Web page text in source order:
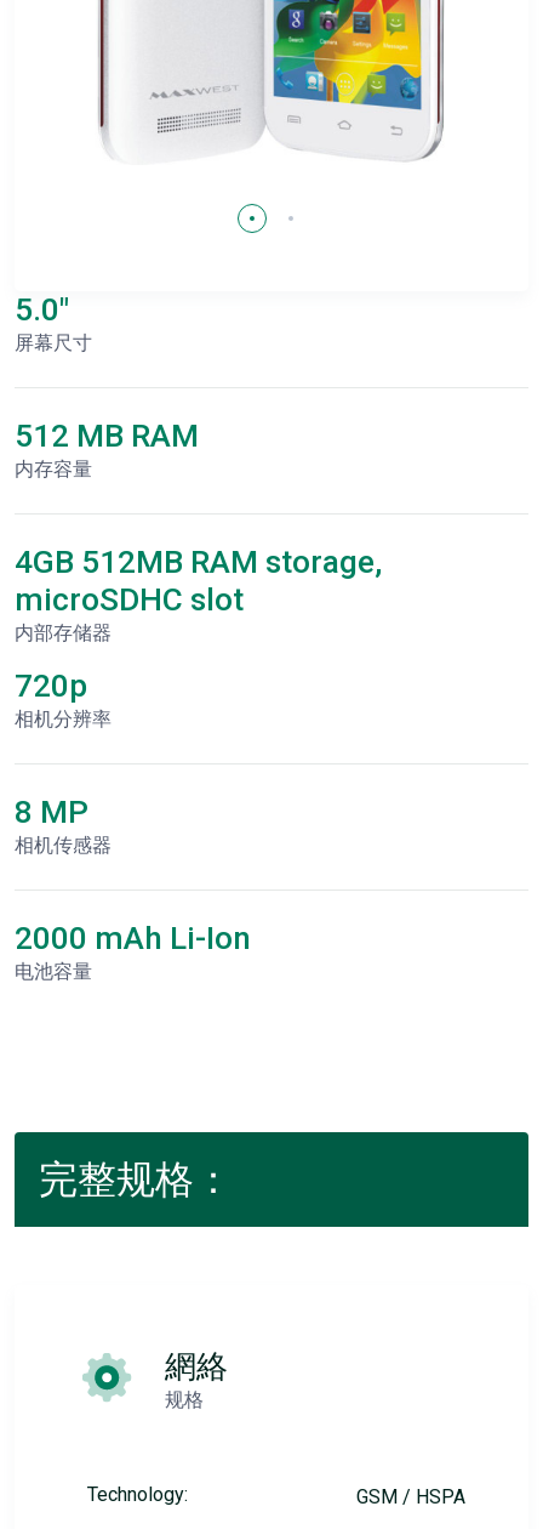
5.0"
屏幕尺寸
512 MB RAM
内存容量
4GB 512MB RAM storage,
microSDHC slot
内部存储器
720p
相机分辨率
8 MP
相机传感器
2000 mAh Li-Ion
电池容量
完整规格：
網絡
规格
Technology: GSM / HSPA